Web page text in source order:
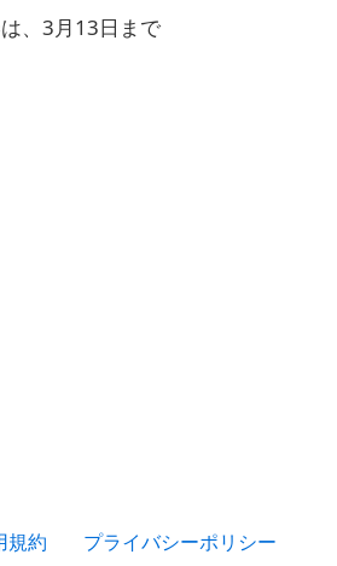
月13日まで
規約 プライバシーポリシー